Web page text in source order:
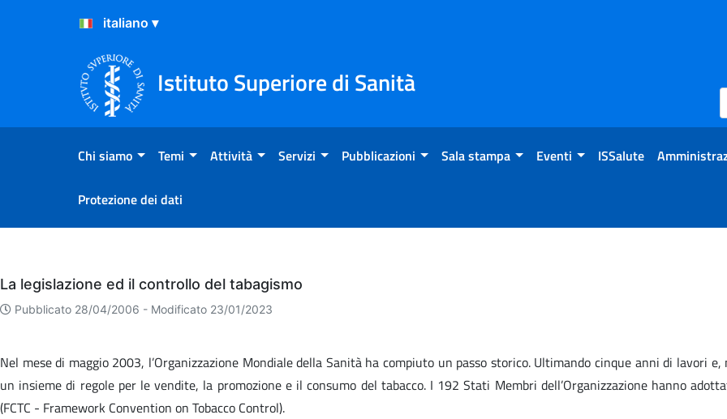
Salta al Contenuto
Salta al Footer
Istituto Superiore di Sanità
Chi siamo Temi Attività Servizi Pubblicazioni Sala stampa Eventi ISSalute
Protezione dei dati
Eventi
La legislazione ed il controllo del tabagismo
Pubblicato 28/04/2006 - Modificato 23/01/2023
Nel mese di maggio 2003, l’Organizzazione Mondiale della Sanità ha compiuto un passo storico. Ultimando cinque anni di lavori
un insieme di regole per le vendite, la promozione e il consumo del tabacco. I 192 Stati Membri dell’Organizzazione hanno
(FCTC - Framework Convention on Tobacco Control).